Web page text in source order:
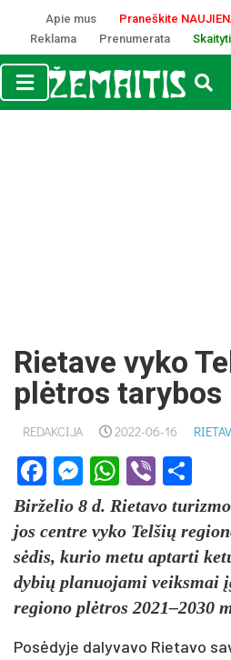
Apie mus
Praneškite
Reklama
Prenumerata
Rietave vyko
plėtros tarybos
REDAKCIJA 2022-06-16
Facebook
Messenger
Viber
Bir­že­lio 8 d. Rie­ta­vo
jos cent­re vy­ko Tel­šių
sėdis, ku­rio me­tu ap­tar­ti
dy­bių pla­nuo­ja­mi veiks­mai
re­gio­no plėtros 2021–2030
Posė­dy­je da­ly­va­vo Rie­ta­vo